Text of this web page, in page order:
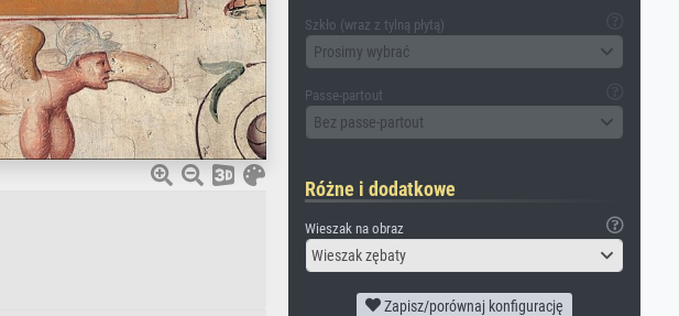
Szkło (wraz z tylną płytą)
Prosimy wybrać
Passe-partout
Bez passe-partout
Różne i dodatkowe
Wieszak na obraz
Wieszak zębaty
Zapisz/porównaj konfigurację